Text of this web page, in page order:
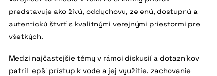
predstavuje ako živú, oddychovú, zelenú, dostupnú a
autentickú štvrť s kvalitnými verejnými priestormi pre
všetkých.
Medzi najčastejšie témy v rámci diskusií a dotazníkov
patril lepší prístup k vode a jej využitie, zachovanie